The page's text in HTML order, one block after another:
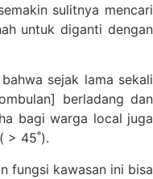
sulitnya mencari
untuk diganti dengan
sejak lama sekali
berladang dan
bagi warga local juga
> 45˚).
fungsi kawasan ini bisa